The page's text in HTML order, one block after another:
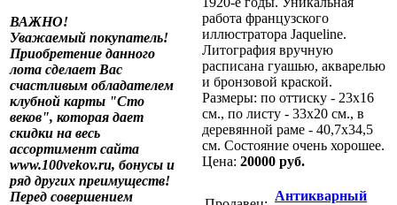
ВАЖНО!
Уважаемый покупатель!
Приобретение данного
лота сделает Вас
счастливым обладателем
клубной карты "Сто
веков", которая дает
скидки на весь
ассортимент сайта
www.100vekov.ru, бонусы и
ряд других преимуществ!
Перед совершением
работа французского
иллюстратора Jaqueline.
Литография вручную
расписана гуашью, акварелью
и бронзовой краской.
Размеры: по оттиску - 23х16
см., по листу - 33х20 см., в
деревянной раме - 40,7х34,5
см. Состояние очень хорошее.
Цена: 20000 руб.
Антикварный